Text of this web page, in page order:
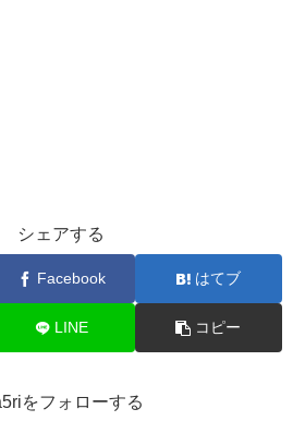
シェアする
Facebook はてブ
LINE コピー
をフォローする